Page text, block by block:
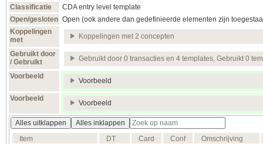
Classificatie
CDA entry level template
Open/gesloten Open (ook andere dan gedefinieerde elementen zijn
Koppelingen
met
Koppelingen met 2 concepten
Gebruikt door
/ Gebruikt
Gebruikt door 0 transacties en 4 templates, Gebruikt 0
Voorbeeld
Voorbeeld
Voorbeeld
Voorbeeld
Alles uitklappen
Alles inklappen
Item
DT Card Conf
Omschrijving